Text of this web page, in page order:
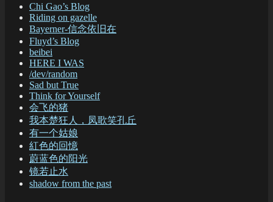
Chi Gao’s Blog
Riding on gazelle
Bayerner-信念依旧在
Fluyd’s Blog
beibei
HERE I WAS
/dev/random
Sad but True
Think for Yourself
会飞的猪
我本楚狂人，凤歌笑孔丘
有一个姑娘
紅色的回憶
蔚蓝色的阳光
镜若止水
shadow from the past